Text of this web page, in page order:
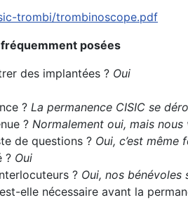
trombi/trombinoscope.pdf
posées
des implantées ? Oui
? La permanence CISIC se
? Normalement oui, mais nous
de questions ? Oui, c’est
? Oui
? Oui, nos
est-elle nécessaire avant la